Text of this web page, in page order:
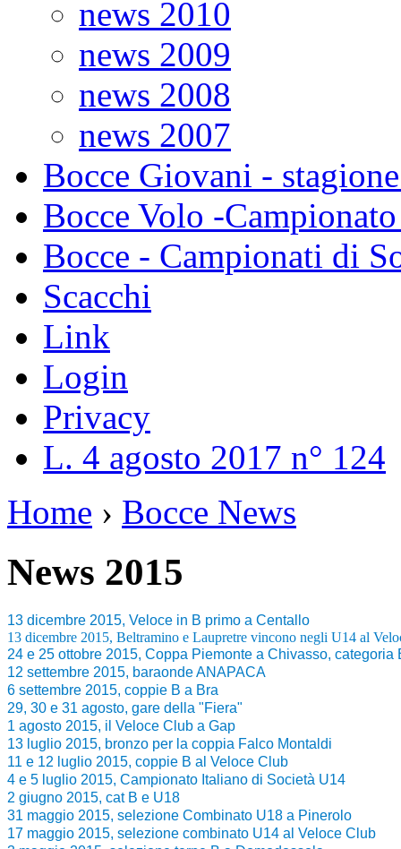
news 2010
news 2009
news 2008
news 2007
Bocce Giovani -
Bocce Volo -
Bocce - Campionati di
Scacchi
Link
Login
Privacy
L. 4 agosto 2017 n° 124
Home › Bocce News
News 2015
13 dicembre 2015, Veloce in B primo a Centallo
13 dicembre 2015, Beltramino e Laupretre vincono negli U14 al
24 e 25 ottobre 2015, Coppa Piemonte a Chivasso, categoria
12 settembre 2015, baraonde ANAPACA
6 settembre 2015, coppie B a Bra
29, 30 e 31 agosto, gare della "Fiera"
1 agosto 2015, il Veloce Club a Gap
13 luglio 2015, bronzo per la coppia Falco Montaldi
11 e 12 luglio 2015, coppie B al Veloce Club
4 e 5 luglio 2015, Campionato Italiano di Società U14
2 giugno 2015, cat B e U18
31 maggio 2015, selezione Combinato U18 a Pinerolo
17 maggio 2015, selezione combinato U14 al Veloce Club